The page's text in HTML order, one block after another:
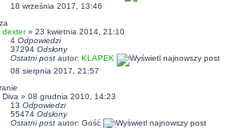
18 września 2017, 13:46
dexter» 23 kwietnia 2014, 21:10
4 Odpowiedzi
37294 Odsłony
Ostatni post autor: KLAPEK
08 sierpnia 2017, 21:57
Diva » 08 grudnia 2010, 14:23
13 Odpowiedzi
55474 Odsłony
Ostatni post autor: Gość